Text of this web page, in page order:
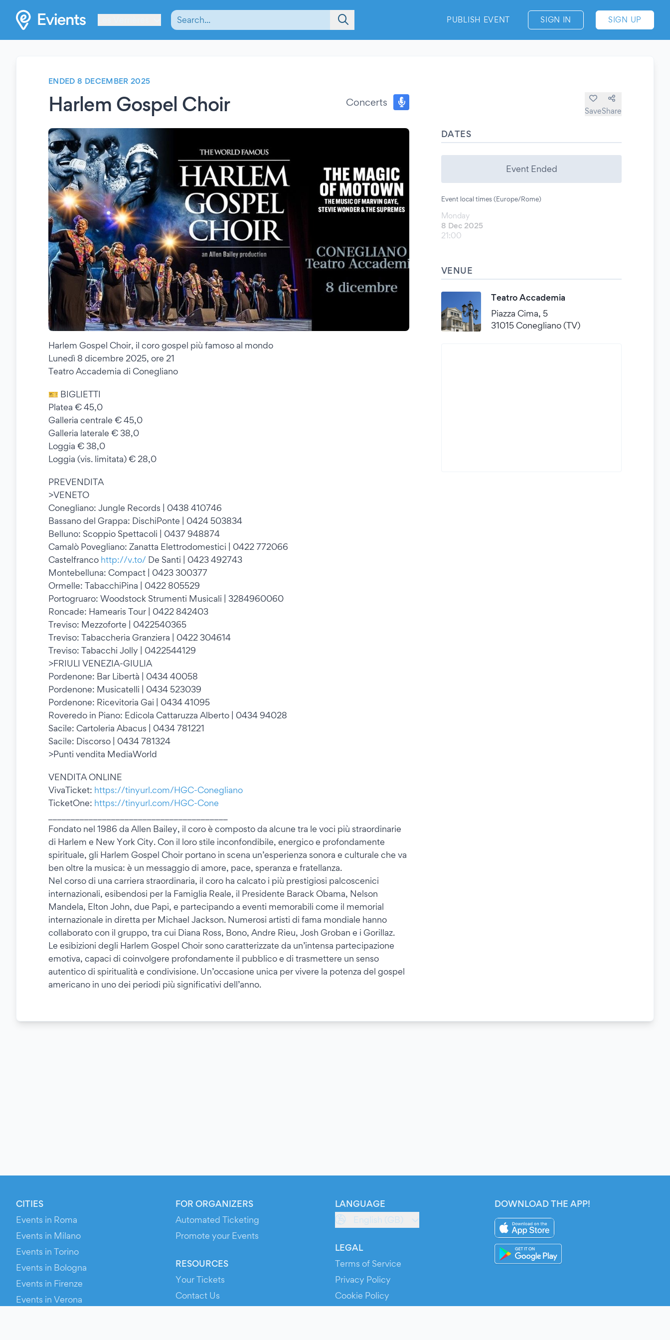
PUBLISH EVENT SIGN IN SIGN UP
ENDED 8 DECEMBER 2025
Harlem Gospel Choir Concerts
SaveShare
Harlem Gospel Choir, il coro gospel più famoso al mondo
Lunedì 8 dicembre 2025, ore 21
Teatro Accademia di Conegliano
🎫 BIGLIETTI
Platea € 45,0
Galleria centrale € 45,0
Galleria laterale € 38,0
Loggia € 38,0
Loggia (vis. limitata) € 28,0
PREVENDITA
>VENETO
Conegliano: Jungle Records | 0438 410746
Bassano del Grappa: DischiPonte | 0424 503834
Belluno: Scoppio Spettacoli | 0437 948874
Camalò Povegliano: Zanatta Elettrodomestici | 0422 772066
Castelfranco http://v.to/ De Santi | 0423 492743
Montebelluna: Compact | 0423 300377
Ormelle: TabacchiPina | 0422 805529
Portogruaro: Woodstock Strumenti Musicali | 3284960060
Roncade: Hamearis Tour | 0422 842403
Treviso: Mezzoforte | 0422540365
Treviso: Tabaccheria Granziera | 0422 304614
Treviso: Tabacchi Jolly | 0422544129
>FRIULI VENEZIA-GIULIA
Pordenone: Bar Libertà | 0434 40058
Pordenone: Musicatelli | 0434 523039
Pordenone: Ricevitoria Gai | 0434 41095
Roveredo in Piano: Edicola Cattaruzza Alberto | 0434 94028
Sacile: Cartoleria Abacus | 0434 781221
Sacile: Discorso | 0434 781324
>Punti vendita MediaWorld
VENDITA ONLINE
VivaTicket: https://tinyurl.com/HGC-Conegliano
TicketOne: https://tinyurl.com/HGC-Cone
Fondato nel 1986 da Allen Bailey, il coro è composto da alcune tra le voci più straordinarie
di Harlem e New York City. Con il loro stile inconfondibile, energico e profondamente
spirituale, gli Harlem Gospel Choir portano in scena un’esperienza sonora e culturale che va
ben oltre la musica: è un messaggio di amore, pace, speranza e fratellanza.
Nel corso di una carriera straordinaria, il coro ha calcato i più prestigiosi palcoscenici
internazionali, esibendosi per la Famiglia Reale, il Presidente Barack Obama, Nelson
Mandela, Elton John, due Papi, e partecipando a eventi memorabili come il memorial
internazionale in diretta per Michael Jackson. Numerosi artisti di fama mondiale hanno
collaborato con il gruppo, tra cui Diana Ross, Bono, Andre Rieu, Josh Groban e i Gorillaz.
Le esibizioni degli Harlem Gospel Choir sono caratterizzate da un’intensa partecipazione
emotiva, capaci di coinvolgere profondamente il pubblico e di trasmettere un senso
autentico di spiritualità e condivisione. Un’occasione unica per vivere la potenza del gospel
americano in uno dei periodi più significativi dell’anno.
DATES
Event Ended
Event local times (Europe/Rome)
Monday
8 Dec 2025
21:00
VENUE
Teatro Accademia
Piazza Cima, 5
31015 Conegliano (TV)
CITIES
Events in Roma
Events in Milano
Events in Torino
Events in Bologna
Events in Firenze
Events in Verona
FOR ORGANIZERS
Automated Ticketing
Promote your Events
RESOURCES
Your Tickets
Contact Us
LANGUAGE
English (GB)
LEGAL
Terms of Service
Privacy Policy
Cookie Policy
DOWNLOAD THE APP!